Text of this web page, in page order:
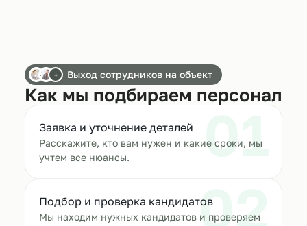
+ Выход сотрудников на объект
Как мы подбираем персонал
01
Заявка и уточнение деталей
Расскажите, кто вам нужен и какие сроки, мы
учтем все нюансы.
02
Подбор и проверка кандидатов
Мы находим нужных кандидатов и проверяем